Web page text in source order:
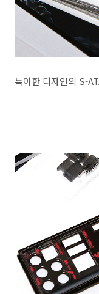
특이한 디자인의 S-